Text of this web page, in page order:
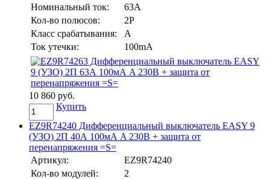
Номинальный ток:
63А
Кол-во полюсов:
2P
Класс срабатывания:
A
Ток утечки:
100mA
10 860 руб.
Купить
EZ9R74240 Дифференциальный выключатель EASY 9
(УЗО) 2П 40А 100мА A 230В + защита от
перенапряжения =S=
Артикул:
EZ9R74240
Кол-во модулей:
2